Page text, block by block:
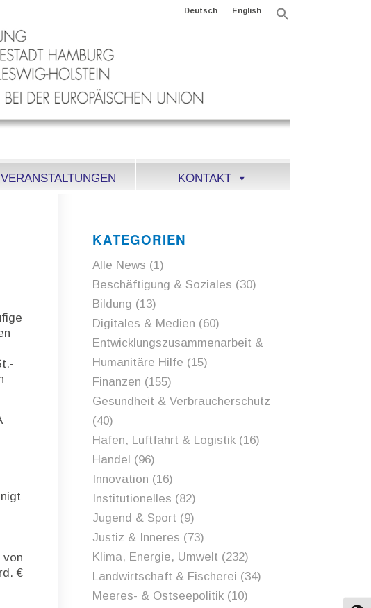
Deutsch English
VERANSTALTUNGEN KONTAKT
von
€
KATEGORIEN
Alle News (1)
Beschäftigung & Soziales (30)
Bildung (13)
Digitales & Medien (60)
Entwicklungszusammenarbeit &
Humanitäre Hilfe (15)
Finanzen (155)
Gesundheit & Verbraucherschutz
(40)
Hafen, Luftfahrt & Logistik(16)
Handel (96)
Innovation (16)
Institutionelles (82)
Jugend & Sport (9)
Justiz & Inneres (73)
Klima, Energie, Umwelt (232)
Landwirtschaft & Fischerei (34)
Meeres- & Ostseepolitik(10)